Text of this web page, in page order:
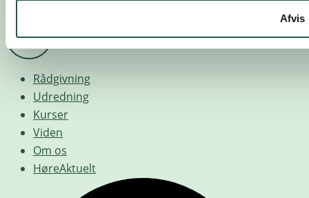
Afvis
Rådgivning
Udredning
Kurser
Viden
Om os
HøreAktuelt